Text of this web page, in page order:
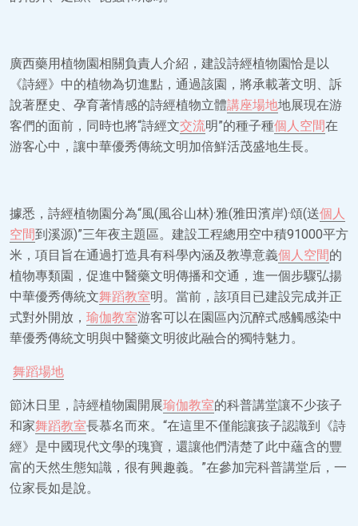
廣西藥用植物園相關負責人介紹，建設詩經植物園恰是以
《詩經》中的植物為切進點，通過該園，將承載著文明、訴
說著歷史、孕育著情感的詩經植物立體講座場地地展現在游
客們的面前，同時也將“詩經文交流明”的種子種個人空間在
游客心中，讓中華優秀傳統文明加倍鮮活茂盛地生長。
據悉，詩經植物園分為“風(風谷山林)·雅(雅田濱岸)·頌(送個人
空間到溪源)”三年夜主題區。建設工程總用空中積91000平方
米，項目旨在通過打造具有科學內涵及教導意義個人空間的
植物專類園，促進中醫藥文明傳播和交通，進一個步驟弘揚
中華優秀傳統文舞蹈教室明。當前，該項目已建設完成并正
式對外開放， 瑜伽教室游客可以在園區內沉醉式感觸感染中
華優秀傳統文明與中醫藥文明彼此融合的獨特魅力。
舞蹈場地
節沐日里，詩經植物園開展瑜伽教室的科普講堂讓不少孩子
和家舞蹈教室長慕名而來。“在這里不僅能讓孩子認識到《詩
經》是中國現代文學的瑰寶，還讓他們清楚了此中蘊含的豐
富的天然生態知識，很有興趣義。”在參加完科普講堂后，一
位家長如是說。